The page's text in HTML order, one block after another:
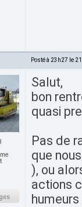
Posté à 23h27 le
Salut,
bon
quasi
Pas de
que
), ou
actions